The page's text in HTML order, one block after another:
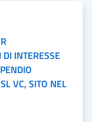
INTERESSE
VC, SITO NEL